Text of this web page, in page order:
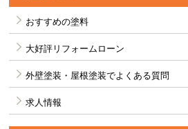
おすすめの塗料
大好評リフォームローン
外壁塗装・屋根塗装でよくある質問
求人情報